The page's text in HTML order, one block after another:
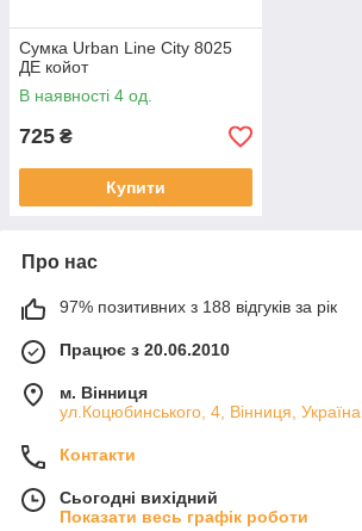
Сумка Urban Line City 8025
ДЕ койот
В наявності 4 од.
725 ₴
Купити
Про нас
97% позитивних з 188 відгуків за рік
Працює з 20.06.2010
м. Вінниця
ул.Коцюбинського, 4, Вінниця, Україна
Контакти
Сьогодні вихідний
Показати весь графік роботи